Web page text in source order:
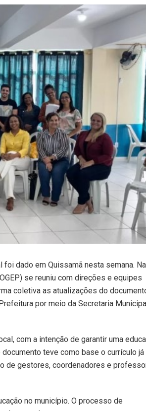
dado em Quissamã nesta semana. Na
se reuniu com direções e equipes
coletiva as atualizações do
por meio da Secretaria
com a intenção de garantir uma
teve como base o currículo já
de gestores, coordenadores e
no município. O processo de